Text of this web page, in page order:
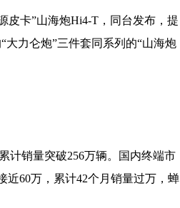
皮卡”山海炮Hi4-T，同台发布，提
力仑炮”三件套同系列的“山海炮
计销量突破256万辆。国内终端市
近60万，累计42个月销量过万，蝉